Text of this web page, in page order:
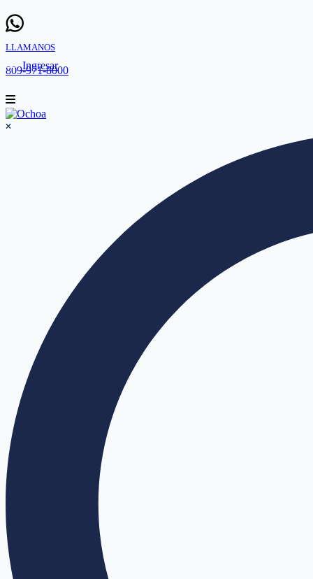
LLAMANOS
809-971-8000
Ingresar